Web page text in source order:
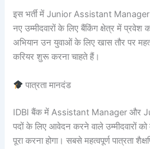
इस भर्ती में Junior Assistant
नए उम्मीदवारों के लिए बैंकिंग क्षेत्र में प्रवेश
अभियान उन युवाओं के लिए खास तौर पर
करियर शुरू करना चाहते हैं।
पात्रता मानदंड
IDBI बैंक में Assistant Manager और
पदों के लिए आवेदन करने वाले उम्मीदवारों
पूरा करना होगा। सबसे महत्वपूर्ण पात्रता